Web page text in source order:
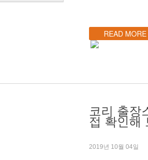
READ MORE
코리 출장
접 확인해
2019년 10월 04일